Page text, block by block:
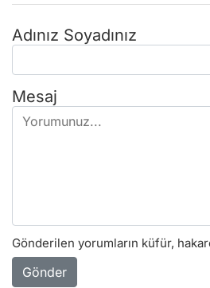
Adınız Soyadınız
Mesaj
Gönderilen yorumların küfür,
Gönder